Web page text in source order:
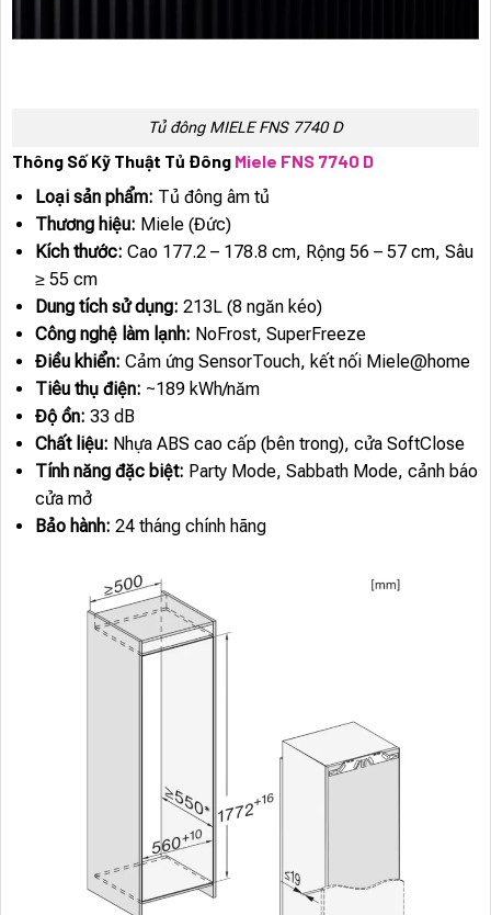
Tủ đông MIELE FNS 7740 D
Thông Số Kỹ Thuật Tủ Đông Miele FNS 7740 D
Loại sản phẩm: Tủ đông âm tủ
Thương hiệu: Miele (Đức)
Kích thước: Cao 177.2 – 178.8 cm, Rộng 56 – 57 cm, Sâu
≥ 55 cm
Dung tích sử dụng: 213L (8 ngăn kéo)
Công nghệ làm lạnh: NoFrost, SuperFreeze
Điều khiển: Cảm ứng SensorTouch, kết nối Miele@home
Tiêu thụ điện: ~189 kWh/năm
Độ ồn: 33 dB
Chất liệu: Nhựa ABS cao cấp (bên trong), cửa SoftClose
Tính năng đặc biệt: Party Mode, Sabbath Mode, cảnh báo
cửa mở
Bảo hành: 24 tháng chính hãng